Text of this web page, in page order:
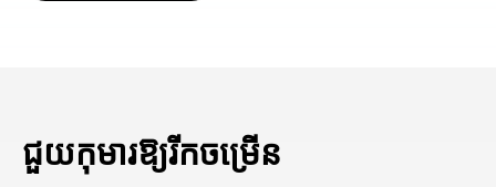
ជួយកុមារឱ្យរីកចម្រើន